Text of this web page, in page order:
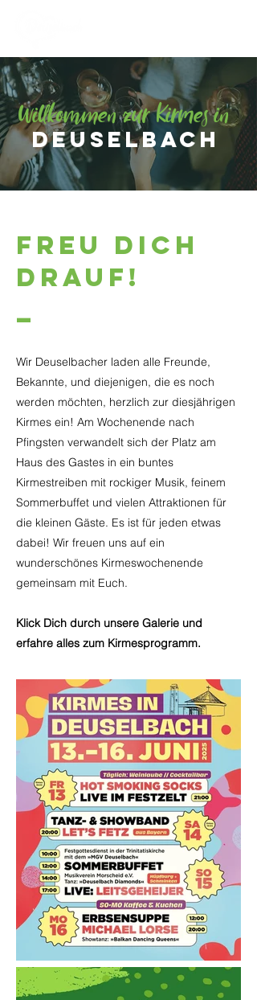
Willkommen zur Kirmes in
Deuselbach
freu dich
drauf!
_
Wir Deuselbacher laden alle Freunde,
Bekannte, und diejenigen, die es noch
werden möchten, herzlich zur diesjährigen
Kirmes ein! Am Wochenende nach
Pfingsten verwandelt sich der Platz am
Haus des Gastes in ein buntes
Kirmestreiben mit rockiger Musik, feinem
Sommerbuffet und vielen Attraktionen für
die kleinen Gäste. Es ist für jeden etwas
dabei! Wir freuen uns auf ein
wunderschönes Kirmeswochenende
gemeinsam mit Euch.
Klick Dich durch unsere Galerie und
erfahre alles zum Kirmesprogramm.